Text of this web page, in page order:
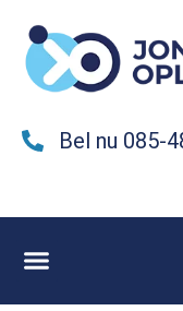
Bel nu 085-